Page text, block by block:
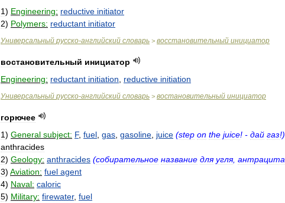
1) Engineering: reductive initiator
2) Polymers: reductant initiator
Универсальный русско-английский словарь > восстановительный инициатор
востановительный инициатор
Engineering: reductant initiation reductive initiation
Универсальный русско-английский словарь > востановительный инициатор
горючее
1) General subject: F, fuel gas gasoline juice (step on the juice! - дай газ!)
anthracides
2) Geology: anthracides (собирательное название для угля, антрацита
3) Aviation: fuel agent
4) Naval: caloric
5) Military: firewater, fuel